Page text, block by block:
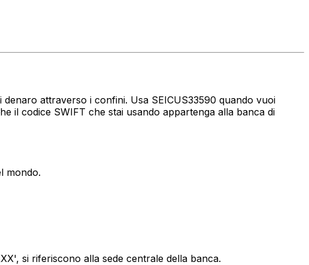
attraverso i confini. Usa SEICUS33590 quando vuoi
il codice SWIFT che stai usando appartenga alla banca di
mondo.
si riferiscono alla sede centrale della banca.